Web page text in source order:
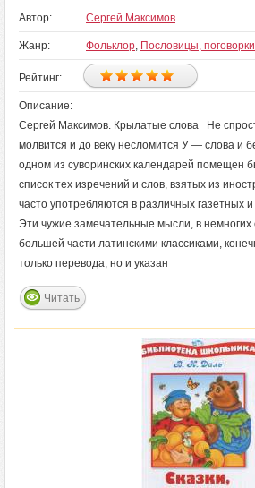
Автор: Сергей Максимов
Жанр: Фольклор, Пословицы, поговорки
Рейтинг:
Описание:
Сергей Максимов. Крылатые слова Не
молвится и до веку несломится У — слова
одном из суворинских календарей помещен
список тех изречений и слов, взятых из
часто употребляются в различных газетных
Эти чужие замечательные мысли, в немногих
большей части латинскими классиками,
только перевода, но и указан
Читать